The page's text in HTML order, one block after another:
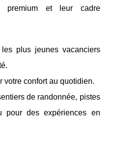
premium et leur cadre
plus jeunes vacanciers
votre confort au quotidien.
de randonnée, pistes
pour des expériences en